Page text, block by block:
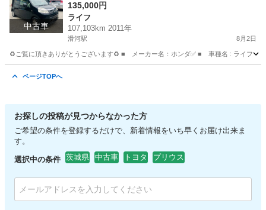
中古車
135,000円
ライフ
107,103km 2011年
滑河駅 8月2日
♻️ご覧に頂きありがとうございます♻️ ■ メーカー名：ホンダ✅ ■ 車種名 : ライフ
ページTOPへ
お探しの投稿が見つからなかった方
ご希望の条件を登録するだけで、新着情報をいち早くお届け出来ま
す。
選択中の条件 茨城県 中古車 トヨタ プリウス